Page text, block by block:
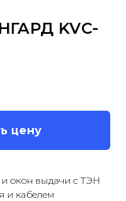
KVС-
цену
и окон выдачи с ТЭН
и кабелем